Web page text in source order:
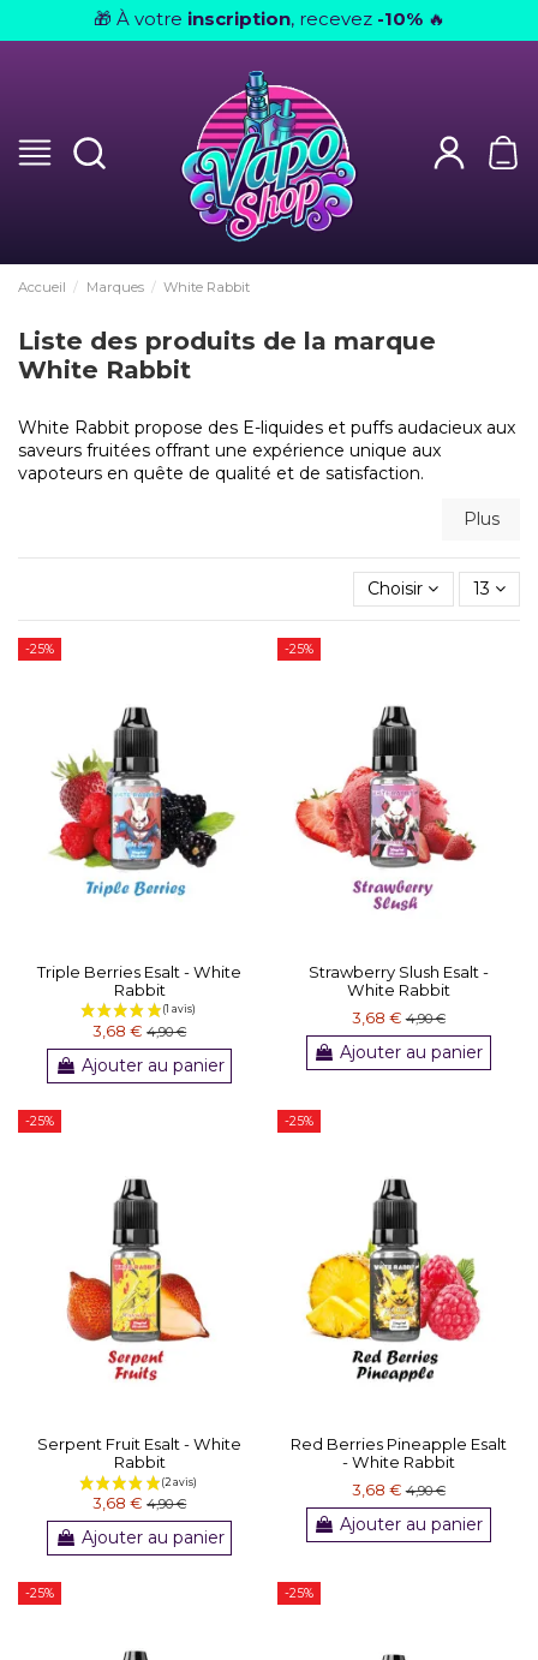
🎁 À votre inscription, recevez -10% 🔥
Accueil Marques White Rabbit
Liste des produits de la marque
White Rabbit
White Rabbit propose des E-liquides et puffs audacieux aux
saveurs fruitées offrant une expérience unique aux
vapoteurs en quête de qualité et de satisfaction.
Plus
Choisir 13
-25%
Triple Berries Esalt - White
Rabbit
3,68 €4,90 €
Ajouter au panier
-25%
Strawberry Slush Esalt -
White Rabbit
3,68 €4,90 €
Ajouter au panier
-25%
Serpent Fruit Esalt - White
Rabbit
3,68 €4,90 €
Ajouter au panier
-25%
Red Berries Pineapple Esalt
- White Rabbit
3,68 €4,90 €
Ajouter au panier
-25% -25%